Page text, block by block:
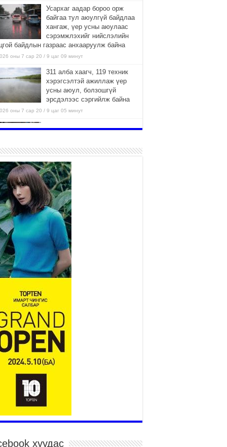
Усархаг аадар бороо орж
байгаа тул аюулгүй байдлаа
хангаж, үер усны аюулаас
сэрэмжлэхийг нийслэлийн
байдлын газраас анхааруулж байна
оны 7 сар 20 / 9 цаг 09 минут
311 алба хаагч, 119 техник
хэрэгсэлтэй ажиллаж үер
усны аюул, болзошгүй
эрсдэлээс сэргийлж байна
оны 7 сар 20 / 9 цаг 05 минут
Аяллаа зөв төлөвлөхийг
2026 оны 7 сар 16 / 11 цаг 50 минут
Үер усны болзошгүй аюулаас
сэргийлж, холбогдох
байгууллагууд өндөржүүлсэн
бэлэн байдалд ажиллаж байна
оны 7 сар 15 / 13 цаг 06 минут
Монгол адууны үнэ цэнийг
дэлхийд сурталчлах “Дэлхийн
адууны өдөр”-т 15000 морьтон
оролцож байна
оны 7 сар 15 / 11 цаг 51 минут
харвааны насанд хүрэгчдийн багийн
шалгарав
оны 7 сар 15 / 11 цаг 45 минут
их баяр наадмын сур харвааны
нийслэлийн Засаг дарга бөгөөд
хотын Захирагч Б.Пүрэвдагва
оны 7 сар 15 / 11 цаг 41 минут
Эрүүл мэндийн газраас 45 баг
тусламж, үйлчилгээ үзүүлж байна
оны 7 сар 15 / 11 цаг 30 минут
бөхийн барилдааны тавын даваа
байна
хуудас